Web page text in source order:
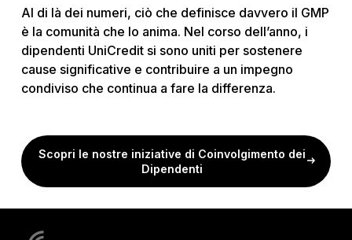
Al di là dei numeri, ciò che definisce davvero il GMP
è la comunità che lo anima. Nel corso dell’anno, i
dipendenti UniCredit si sono uniti per sostenere
cause significative e contribuire a un impegno
condiviso che continua a fare la differenza.
Scopri le nostre iniziative di Coinvolgimento dei
Dipendenti